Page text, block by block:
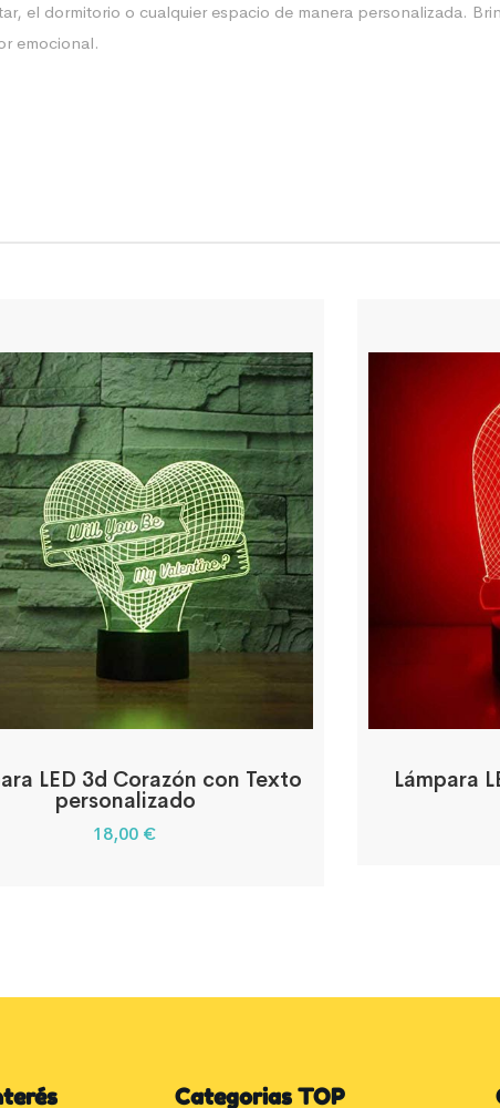
el dormitorio o cualquier espacio de manera personalizada.
emocional.
LED 3d Corazón con Texto
personalizado
18,00 €
Lámpara
Categorias TOP